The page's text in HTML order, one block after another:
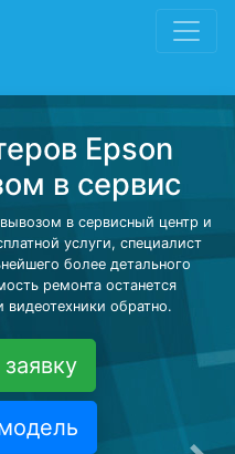
Epson
в сервис
в сервисный центр и
услуги, специалист
более детального
ремонта останется
видеотехники обратно.